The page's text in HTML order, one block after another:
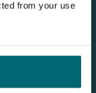
from your use